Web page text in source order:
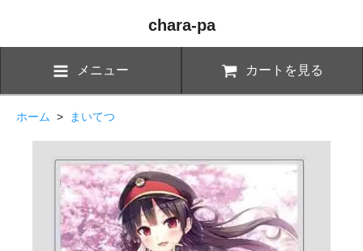
chara-pa
メニュー カートを見る
ホーム > まいてつ